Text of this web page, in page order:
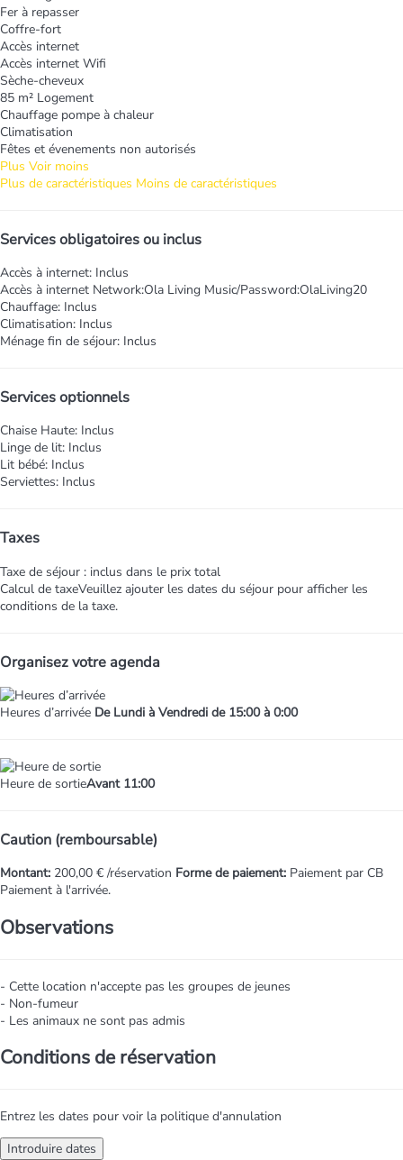
Fer à repasser
Coffre-fort
Accès internet
Accès internet Wifi
Sèche-cheveux
85 m² Logement
Chauffage pompe à chaleur
Climatisation
Fêtes et évenements non autorisés
Plus Voir moins
Plus de caractéristiques Moins de caractéristiques
Services obligatoires ou inclus
Accès à internet: Inclus
Accès à internet Network:Ola Living Music/Password:OlaLiving20
Chauffage: Inclus
Climatisation: Inclus
Ménage fin de séjour: Inclus
Services optionnels
Chaise Haute: Inclus
Linge de lit: Inclus
Lit bébé: Inclus
Serviettes: Inclus
Taxes
Taxe de séjour : inclus dans le prix total
Calcul de taxeVeuillez ajouter les dates du séjour pour afficher les
conditions de la taxe.
Organisez votre agenda
Heures d’arrivée De Lundi à Vendredi de 15:00 à 0:00
Heure de sortieAvant 11:00
Caution (remboursable)
Montant: 200,00 € /réservation Forme de paiement: Paiement par CB
Paiement à l'arrivée.
Observations
- Cette location n'accepte pas les groupes de jeunes
- Non-fumeur
- Les animaux ne sont pas admis
Conditions de réservation
Entrez les dates pour voir la politique d'annulation
Introduire dates